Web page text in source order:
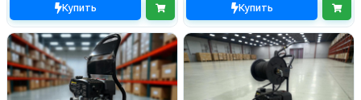
Купить Купить